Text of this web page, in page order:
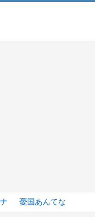
憂国あんてな